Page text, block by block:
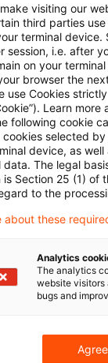
Das
Gewinne
Originaldatum
crypto assets /
Der
oder dem
Originaldatum
crypto assets
visiting our
third parties
terminal
session, i.e. after
on your
browser the
use Cookies
Learn
following cookie
cookies selected
device, as
data. The legal
is Section 25 (1) of
to the
about these
Analytics
The analytics
website visitors
bugs and